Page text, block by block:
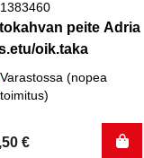
peite Adria
oik.taka
Varastossa (nopea
toimitus)
€